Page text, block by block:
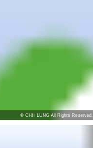
© CHII LUNG All Rights Reserved.